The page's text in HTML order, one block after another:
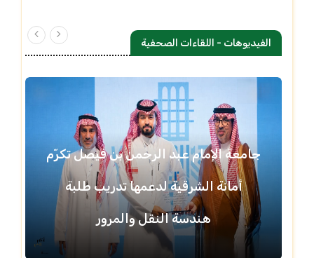
الفيديوهات - اللقاءات الصحفية
جامعة الإمام عبد الرحمن بن فيصل تكرّم
أمانة الشرقية لدعمها تدريب طلبة
هندسة النقل والمرور